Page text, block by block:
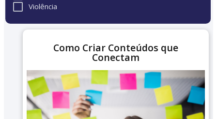
Violência
Como Criar Conteúdos que
Conectam